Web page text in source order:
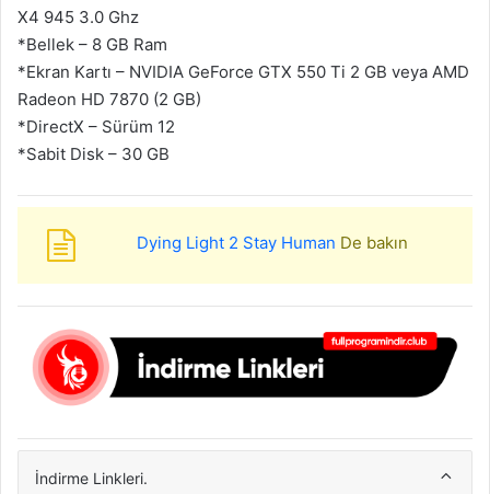
X4 945 3.0 Ghz
*Bellek – 8 GB Ram
*Ekran Kartı – NVIDIA GeForce GTX 550 Ti 2 GB veya AMD
Radeon HD 7870 (2 GB)
*DirectX – Sürüm 12
*Sabit Disk – 30 GB
Dying Light 2 Stay Human De bakın
İndirme Linkleri.